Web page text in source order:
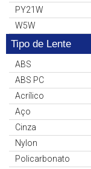
PY21W
W5W
Tipo de Lente
ABS
ABS PC
Acrílico
Aço
Cinza
Nylon
Policarbonato